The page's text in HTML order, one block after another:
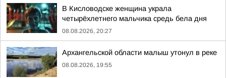
В Кисловодске женщина украла
четырёхлетнего мальчика средь бела дня
08.08.2026, 20:27
Архангельской области малыш утонул в реке
08.08.2026, 19:55